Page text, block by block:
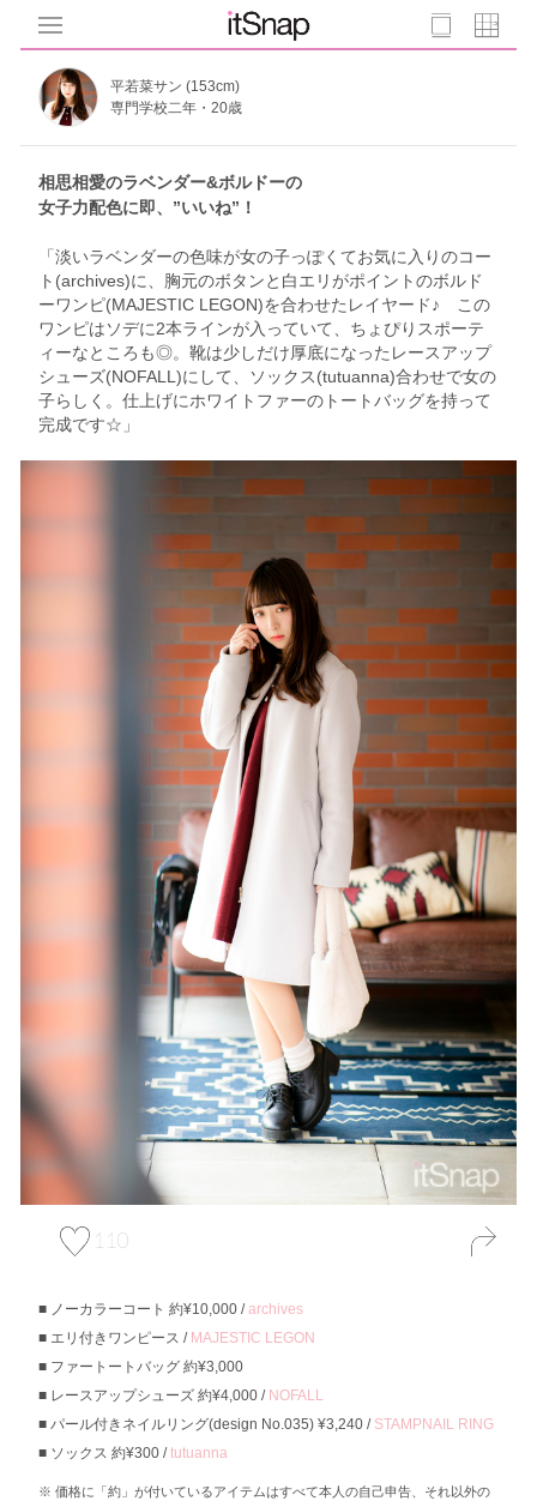
平若菜サン (153cm)
専門学校二年・20歳
相思相愛のラベンダー&ボルドーの
女子力配色に即、”いいね”！
「淡いラベンダーの色味が女の子っぽくてお気に入りのコー
ト(archives)に、胸元のボタンと白エリがポイントのボルド
ーワンピ(MAJESTIC LEGON)を合わせたレイヤード♪ この
ワンピはソデに2本ラインが入っていて、ちょぴりスポーテ
ィーなところも◎。靴は少しだけ厚底になったレースアップ
シューズ(NOFALL)にして、ソックス(tutuanna)合わせで女の
子らしく。仕上げにホワイトファーのトートバッグを持って
完成です☆」
110
ノーカラーコート 約¥10,000 /archives
エリ付きワンピース / MAJESTIC LEGON
ファートートバッグ 約¥3,000
レースアップシューズ 約¥4,000 / NOFALL
パール付きネイルリング(design No.035) ¥3,240 / STAMPNAIL RING
ソックス 約¥300 /tutuanna
価格に「約」が付いているアイテムはすべて本人の自己申告、それ以外の